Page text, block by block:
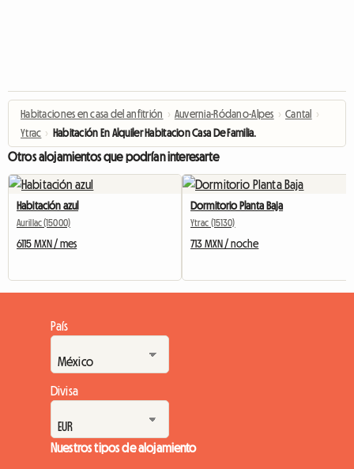
Habitaciones en casa del anfitrión › Auvernia-Ródano-Alpes › Cantal
›
Ytrac › Habitación En Alquiler Habitacion Casa De Familia.
Otros alojamientos que podrían interesarte
Habitación azul
Aurillac (15000)
6115 MXN / mes
Dormitorio Planta Baja
Ytrac (15130)
713 MXN / noche
País
Divisa
Nuestros tipos de alojamiento